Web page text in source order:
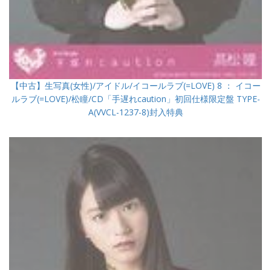
【中古】生写真(女性)/アイドル/イコールラブ(=LOVE) 8 ： イコー
ルラブ(=LOVE)/松瞳/CD「手遅れcaution」初回仕様限定盤 TYPE-
A(VVCL-1237-8)封入特典